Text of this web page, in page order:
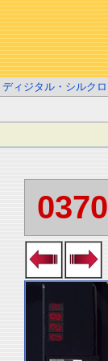
ディジタル・シルク